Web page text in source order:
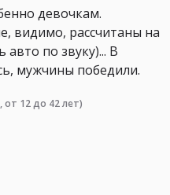
девочкам.
видимо, рассчитаны на
авто по звуку)... В
мужчины победили.
от 12 до 42 лет)